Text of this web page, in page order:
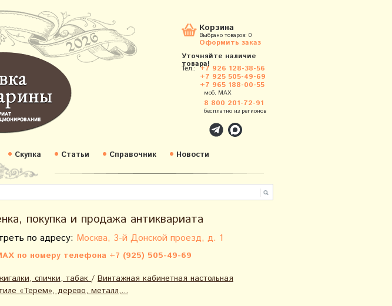
Корзина
Выбрано товаров: 0
Оформить заказ
Уточняйте наличие
товара!
Тел.: +7 926 128-38-56
+7 925 505-49-69
+7 965 188-00-55
моб. MAX
8 800 201-72-91
бесплатно из регионов
Скупка Статьи Справочник Новости
покупка и продажа антиквариата
по адресу: Москва, 3-й Донской проезд, д. 1
по номеру телефона +7 (925) 505-49-69
спички, табак / Винтажная кабинетная настольная
«Терем», дерево, металл,...